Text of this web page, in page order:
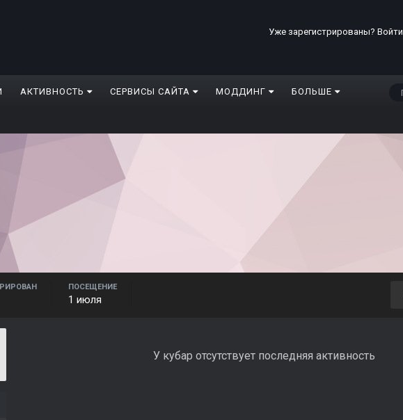
Уже зарегистрированы? Войти
АКТИВНОСТЬ СЕРВИСЫ САЙТА МОДДИНГ БОЛЬШЕ
ПОСЕЩЕНИЕ
1 июля
У кубар отсутствует последняя активность